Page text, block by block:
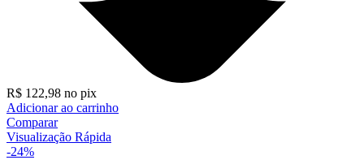
R$ 122,98 no pix
Adicionar ao carrinho
Comparar
Visualização Rápida
-24%